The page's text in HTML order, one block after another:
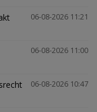
06-08-2026 11:21
06-08-2026 11:00
06-08-2026 10:47